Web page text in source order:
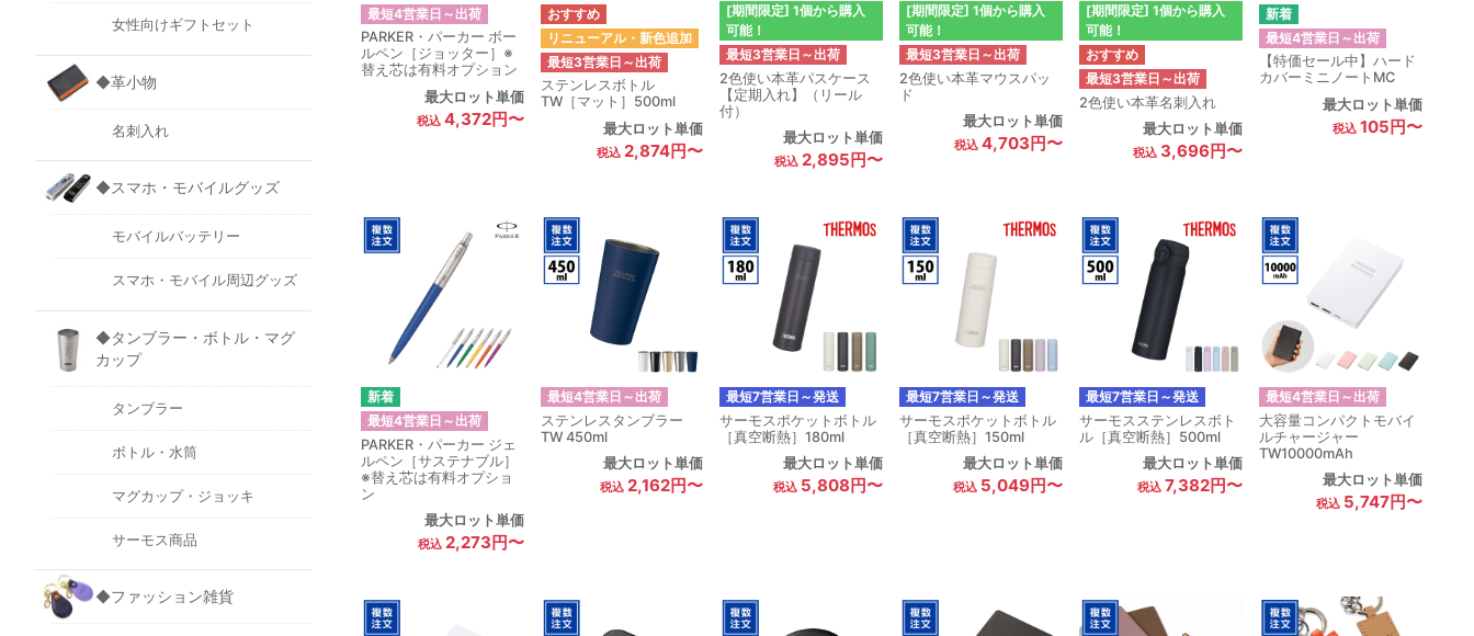
最短4営業日～出荷
PARKER・パーカー ボー
ルペン［ジョッター］※
替え芯は有料オプション
最大ロット単価
4,372円〜
リニューアル・新色追加
最短3営業日～出荷
ステンレスボトル
TW［マット］500ml
最大ロット単価
2,874円〜
[期間限定] 1個から購入
可能！
最短3営業日～出荷
2色使い本革パスケース
【定期入れ】（リール
付）
最大ロット単価
2,895円〜
[期間限定] 1個から購入
可能！
最短3営業日～出荷
2色使い本革マウスパッ
ド
最大ロット単価
4,703円〜
[期間限定] 1個から購入
可能！
最短3営業日～出荷
2色使い本革名刺入れ
最大ロット単価
3,696円〜
最短4営業日～出荷
【特価セール中】ハード
カバーミニノートMC
最大ロット単価
105円〜
最短4営業日～出荷
PARKER・パーカー ジェ
ルペン［サステナブル］
※替え芯は有料オプショ
ン
最大ロット単価
2,273円〜
最短4営業日～出荷
ステンレスタンブラー
TW 450ml
最大ロット単価
2,162円〜
最短7営業日～発送
サーモスポケットボトル
［真空断熱］180ml
最大ロット単価
5,808円〜
最短7営業日～発送
サーモスポケットボトル
［真空断熱］150ml
最大ロット単価
5,049円〜
最短7営業日～発送
サーモスステンレスボト
ル［真空断熱］500ml
最大ロット単価
7,382円〜
最短4営業日～出荷
大容量コンパクトモバイ
ルチャージャー
TW10000mAh
最大ロット単価
5,747円〜
女性向けギフトセット
◆革小物
名刺入れ
◆スマホ・モバイルグッズ
モバイルバッテリー
スマホ・モバイル周辺グッズ
◆タンブラー・ボトル・マグ
カップ
タンブラー
ボトル・水筒
マグカップ・ジョッキ
サーモス商品
◆ファッション雑貨